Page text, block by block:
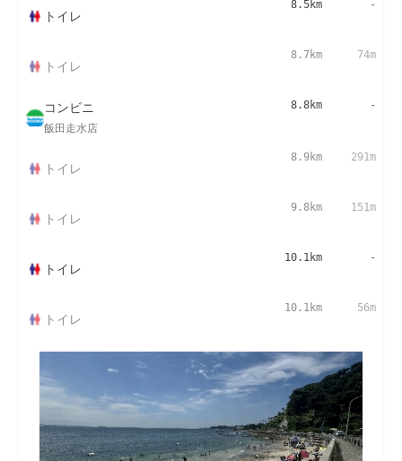
トイレ
8.5km -
トイレ
8.7km 74m
コンビニ
飯田走水店
8.8km -
トイレ
8.9km 291m
トイレ
9.8km 151m
トイレ
10.1km -
トイレ
10.1km 56m